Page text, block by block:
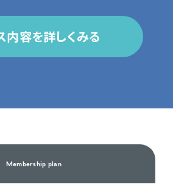
内容を詳しくみる
Membership plan